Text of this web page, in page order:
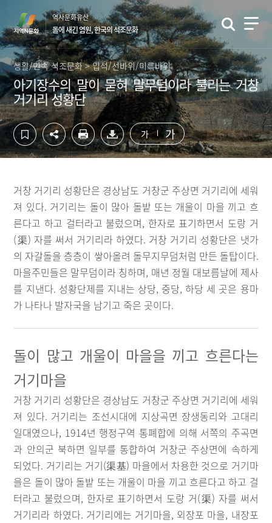
츠
영
역
바
로
가
기
영
역
바
로
가
기
역사문화유산
돌에 새긴 염원, 한국의 석조문화
생활/민속 석조문화 > 입석/선바위/미륵바위
아기장수의 말이 묻혀 말무덤이라 불리는 거창
거기리 성황단
가 가
거창 거기리 성황단은 경상남도 거창군 주상면 거기리에 세워
져 있다. 거기리는 돌이 많아 돌밭 또는 개울이 마을 끼고 흐
른다고 하고 걸터라고 불렀으며, 한자로 표기하면서 도랑 거
(渠) 자를 써서 거기리라 하였다. 거창 거기리 성황단은 냇가
의 자갈돌을 층층이 쌓아올려 돌무지무덤처럼 만든 돌탑이다.
마을주민들은 말무덤이라 칭하며, 매년 정월 대보름날에 제사
를 지낸다. 성황단제를 지내는 상당, 중당, 하당 세 곳은 용마
가 나타나 발자국을 남기고 죽은 곳이다.
돌이 많고 개울이 마을을 끼고 흐른다는
거기마을
거창 거기리 성황단은 경상남도 거창군 주상면 거기리에 세워
져 있다. 거기리는 조선시대에 지상곡면 장생동리와 고대리
일대였으나, 1914년 행정구역 통폐합에 의해 서쪽의 주곡면
과 안의군 북하면 일부를 통합하여 거창군 주상면에 속하게
되었다. 거기리는 거기(渠基) 마을에서 차용한 것으로 거기마
을은 돌이 많아 돌밭 또는 개울이 마을 끼고 흐른다고 하고 걸
터라고 불렀으며, 한자로 표기하면서 도랑 거(渠) 자를 써서
거기리라 하였다. 거기리에는 거기마을, 외장포 마을, 내장포